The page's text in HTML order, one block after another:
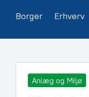
Borger Erhverv
Anlæg og Miljø